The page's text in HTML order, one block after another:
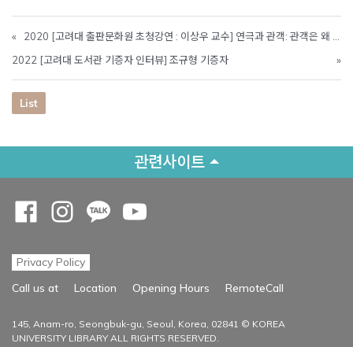
«
2022 [고려대 도서관 기증자 인터뷰] 조규형 기증자
»
List
관련사이트
Privacy Policy
Call us at
Location Opening Hours RemoteCall
145, Anam-ro, Seongbuk-gu, Seoul, Korea, 02841 © KOREA
UNIVERSITY LIBRARY ALL RIGHTS RESERVED.
Opens a new window
Opens a new window
Opens a new window